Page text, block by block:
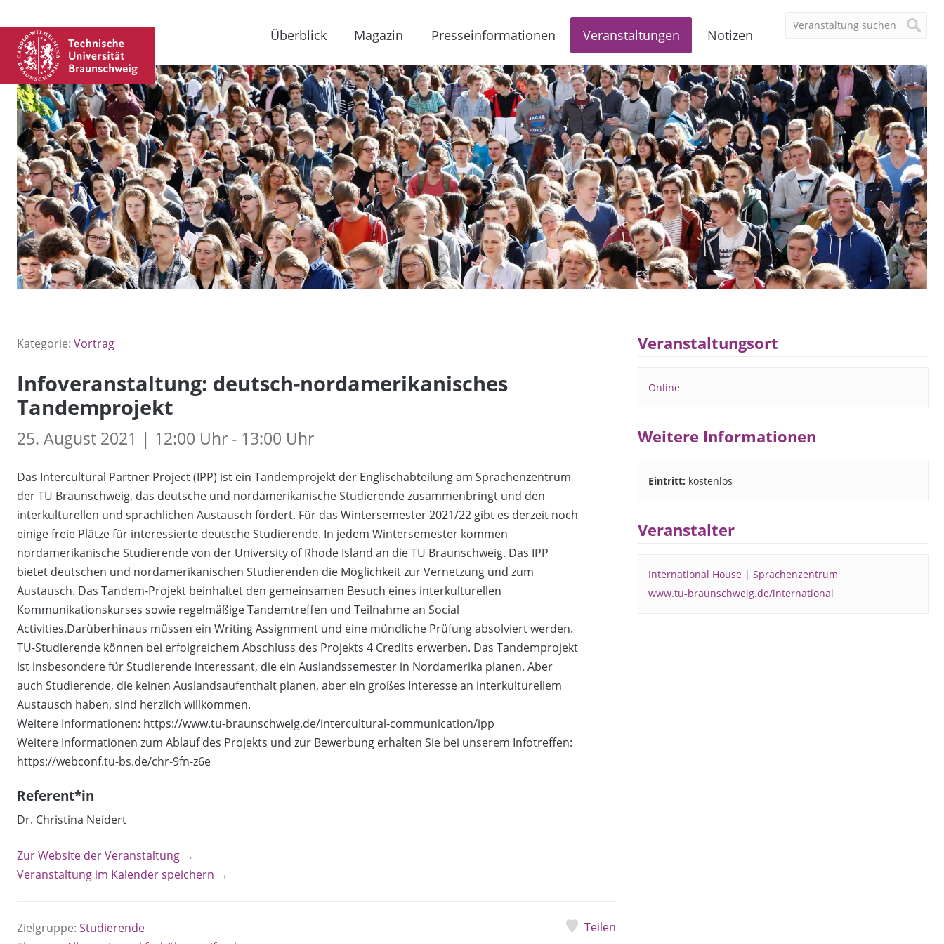
Überblick Magazin Presseinformationen Veranstaltungen Notizen
Kategorie: Vortrag
Infoveranstaltung: deutsch-nordamerikanisches
Tandemprojekt
25. August 2021 | 12:00 Uhr - 13:00 Uhr
Das Intercultural Partner Project (IPP) ist ein Tandemprojekt der Englischabteilung am Sprachenzentrum
der TU Braunschweig, das deutsche und nordamerikanische Studierende zusammenbringt und den
interkulturellen und sprachlichen Austausch fördert. Für das Wintersemester 2021/22 gibt es derzeit noch
einige freie Plätze für interessierte deutsche Studierende. In jedem Wintersemester kommen
nordamerikanische Studierende von der University of Rhode Island an die TU Braunschweig. Das IPP
bietet deutschen und nordamerikanischen Studierenden die Möglichkeit zur Vernetzung und zum
Austausch. Das Tandem-Projekt beinhaltet den gemeinsamen Besuch eines interkulturellen
Kommunikationskurses sowie regelmäßige Tandemtreffen und Teilnahme an Social
Activities.Darüberhinaus müssen ein Writing Assignment und eine mündliche Prüfung absolviert werden.
TU-Studierende können bei erfolgreichem Abschluss des Projekts 4 Credits erwerben. Das Tandemprojekt
ist insbesondere für Studierende interessant, die ein Auslandssemester in Nordamerika planen. Aber
auch Studierende, die keinen Auslandsaufenthalt planen, aber ein großes Interesse an interkulturellem
Austausch haben, sind herzlich willkommen.
Weitere Informationen: https://www.tu-braunschweig.de/intercultural-communication/ipp
Weitere Informationen zum Ablauf des Projekts und zur Bewerbung erhalten Sie bei unserem Infotreffen:
https://webconf.tu-bs.de/chr-9fn-z6e
Referent*in
Dr. Christina Neidert
Zur Website der Veranstaltung →
Veranstaltung im Kalender speichern →
Zielgruppe: Studierende
Teilen
Veranstaltungsort
Online
Weitere Informationen
Eintritt: kostenlos
Veranstalter
International House | Sprachenzentrum
www.tu-braunschweig.de/international